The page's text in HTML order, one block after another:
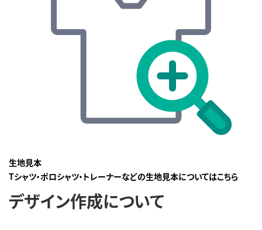
生地見本
Tシャツ・ポロシャツ・トレーナーなどの生地見本についてはこちら
デザイン作成について